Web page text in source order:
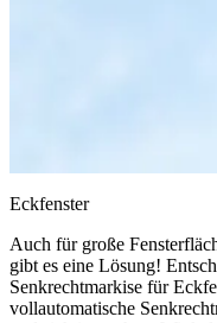
Eckfenster
Auch für große
gibt es eine Lösung!
Senkrechtmarkise für
vollautomatische